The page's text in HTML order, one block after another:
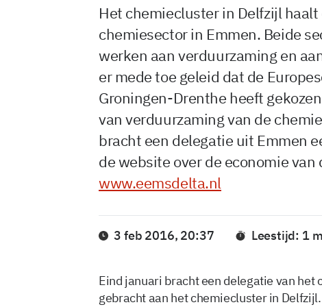
Het chemiecluster in Delfzijl
chemiesector in Emmen. Beide
werken aan verduurzaming en
er mede toe geleid dat de
Groningen-Drenthe heeft
van verduurzaming van de
bracht een delegatie uit Emmen
de website over de economie van
www.eemsdelta.nl
3 feb 2016, 20:37 Leestijd: 1
Eind januari bracht een delegatie van
gebracht aan het chemiecluster in